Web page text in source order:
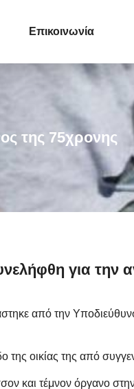
Επικοινωνία
της 75χρονης
για την
από την
της οικίας της από
και τέμνον όργανο